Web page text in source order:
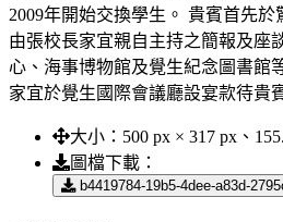
2009年開始交換學生。 貴賓首先
由張校長家宜親自主持之簡報及座
心、海事博物館及覺生紀念圖書館
家宜於覺生國際會議廳設宴款待貴
大小： 500 px × 317 px、
圖檔下載：
b4419784-19b5-4dee-a83d-